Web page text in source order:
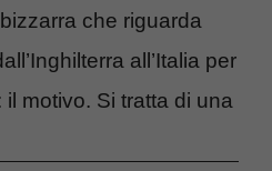
che riguarda
all’Italia per
motivo. Si tratta di una